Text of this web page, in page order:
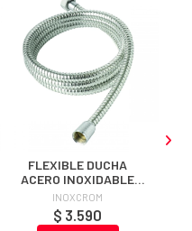
FLEXIBLE DUCHA
ACERO INOXIDABLE
REFORZADO 1.5 MT
INOXCROM
$ 3.590